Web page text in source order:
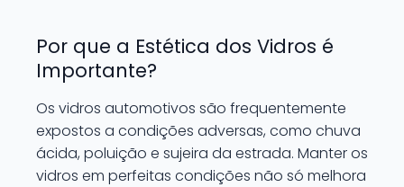
Por que a Estética dos Vidros é
Importante?
Os vidros automotivos são frequentemente
expostos a condições adversas, como chuva
ácida, poluição e sujeira da estrada. Manter os
vidros em perfeitas condições não só melhora